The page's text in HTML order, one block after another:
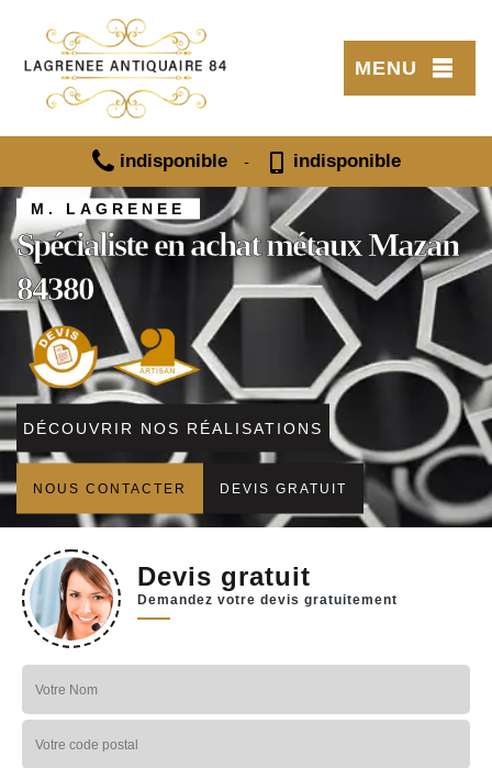
MENU
indisponible - indisponible
M. LAGRENEE
Spécialiste en achat métaux Mazan
84380
DÉCOUVRIR NOS RÉALISATIONS
NOUS CONTACTER DEVIS GRATUIT
Devis gratuit
Demandez votre devis gratuitement